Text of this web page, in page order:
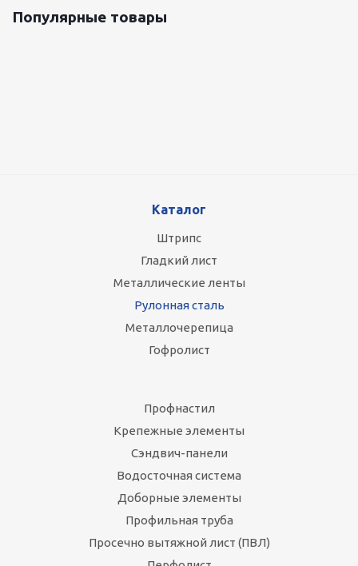
Популярные товары
Каталог
Штрипс
Гладкий лист
Металлические ленты
Рулонная сталь
Металлочерепица
Гофролист
Профнастил
Крепежные элементы
Сэндвич-панели
Водосточная система
Доборные элементы
Профильная труба
Просечно вытяжной лист (ПВЛ)